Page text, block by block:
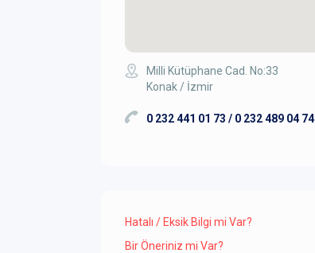
Milli Kütüphane Cad. No:33
Konak / İzmir
0 232 441 01 73 / 0 232 489 04 74
Hatalı / Eksik Bilgi mi Var?
Bir Öneriniz mi Var?